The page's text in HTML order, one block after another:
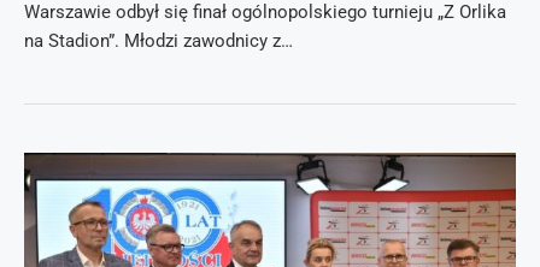
Warszawie odbył się finał ogólnopolskiego turnieju „Z Orlika
na Stadion”. Młodzi zawodnicy z…